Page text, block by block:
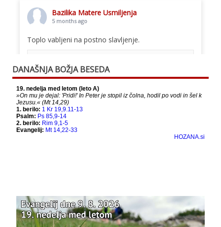
Bazilika Matere Usmiljenja
5 months ago
Toplo vabljeni na postno slavljenje.
When this happens, it's usually because the
owner only shared it with a small group of
people, changed who can see it or it's been
deleted.
View on Facebook
Photo
View on Facebook · Share
DANAŠNJA BOŽJA BESEDA